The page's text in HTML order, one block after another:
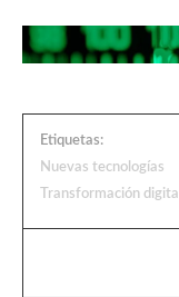
Etiquetas:
Nuevas tecnologías
Transformación digital